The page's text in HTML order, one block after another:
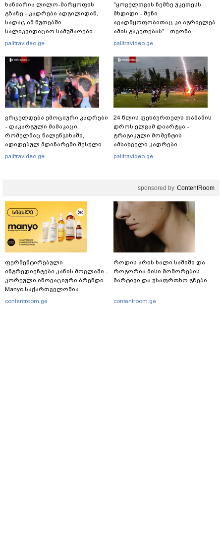
ხანძარია ლილო-მარყოფის
გზაზე - კადრები ადგილიდან,
სადაც ამ წუთებში
სალიკვიდაციო სამუშაოები
მიმდინარეობს
palitravideo.ge
ვრცელდება ემოციური კადრები
- დაკარგული მამაკაცი,
რომელმაც წალენჯიხაში,
ადიდებულ მდინარეში შესული
დედა-შვილი გადაარჩინა,
palitravideo.ge
"ყოველთვის ჩემზე უკეთესს
მხდიდი - შენი
ავადმყოფობითაც კი აგრძელებ
ამის გაკეთებას" - თეონა
კონტრიძე მეუღლეს ემოციურ
palitravideo.ge
24 წლის ფეხბურთელს თამაშის
დროს ელვამ დაარტყა -
ტრაგიკული მომენტის
ამსახველი კადრები
ტაილანდიდან მედიაში
palitravideo.ge
sponsored by ContentRoom
ფერმენტირებული
ინგრედიენტები კანის მოვლაში -
კორეული ინოვაციური ბრენდი
Manyo საქართველოშია
contentroom.ge
როდის არის ხალი საშიში და
როგორია მისი მოშორების
მარტივი და უსაფრთხო გზები
contentroom.ge